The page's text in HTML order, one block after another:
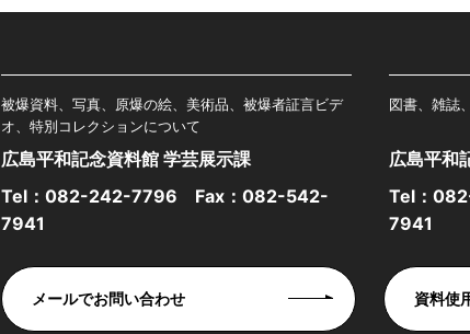
被爆資料、写真、原爆の絵、美術品、被爆者証言ビデ
オ、特別コレクションについて
広島平和記念資料館 学芸展示課
Tel： 082-242-7796 Fax：082-542-
7941
図書、雑誌
広島平和
Tel：
7941
メールでお問い合わせ 資料使